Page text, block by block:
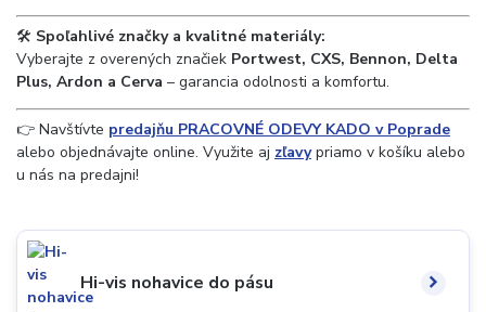
🛠️ Spoľahlivé značky a kvalitné materiály:
Vyberajte z overených značiek Portwest, CXS, Bennon, Delta
Plus, Ardon a Cerva – garancia odolnosti a komfortu.
👉 Navštívte predajňu PRACOVNÉ ODEVY KADO v Poprade
alebo objednávajte online. Využite aj zľavypriamo v košíku alebo
u nás na predajni!
Hi-vis nohavice do pásu